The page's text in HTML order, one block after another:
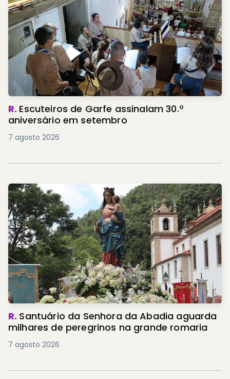
R. Escuteiros de Garfe assinalam 30.º
aniversário em setembro
7 agosto 2026
R. Santuário da Senhora da Abadia aguarda
milhares de peregrinos na grande romaria
7 agosto 2026